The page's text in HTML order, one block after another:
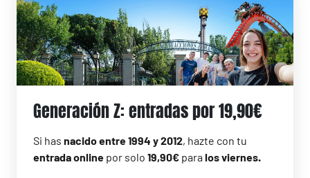
Generación Z: entradas por 19,90€
Si has nacido entre 1994 y 2012, hazte con tu
entrada online por solo 19,90€ paralos viernes.